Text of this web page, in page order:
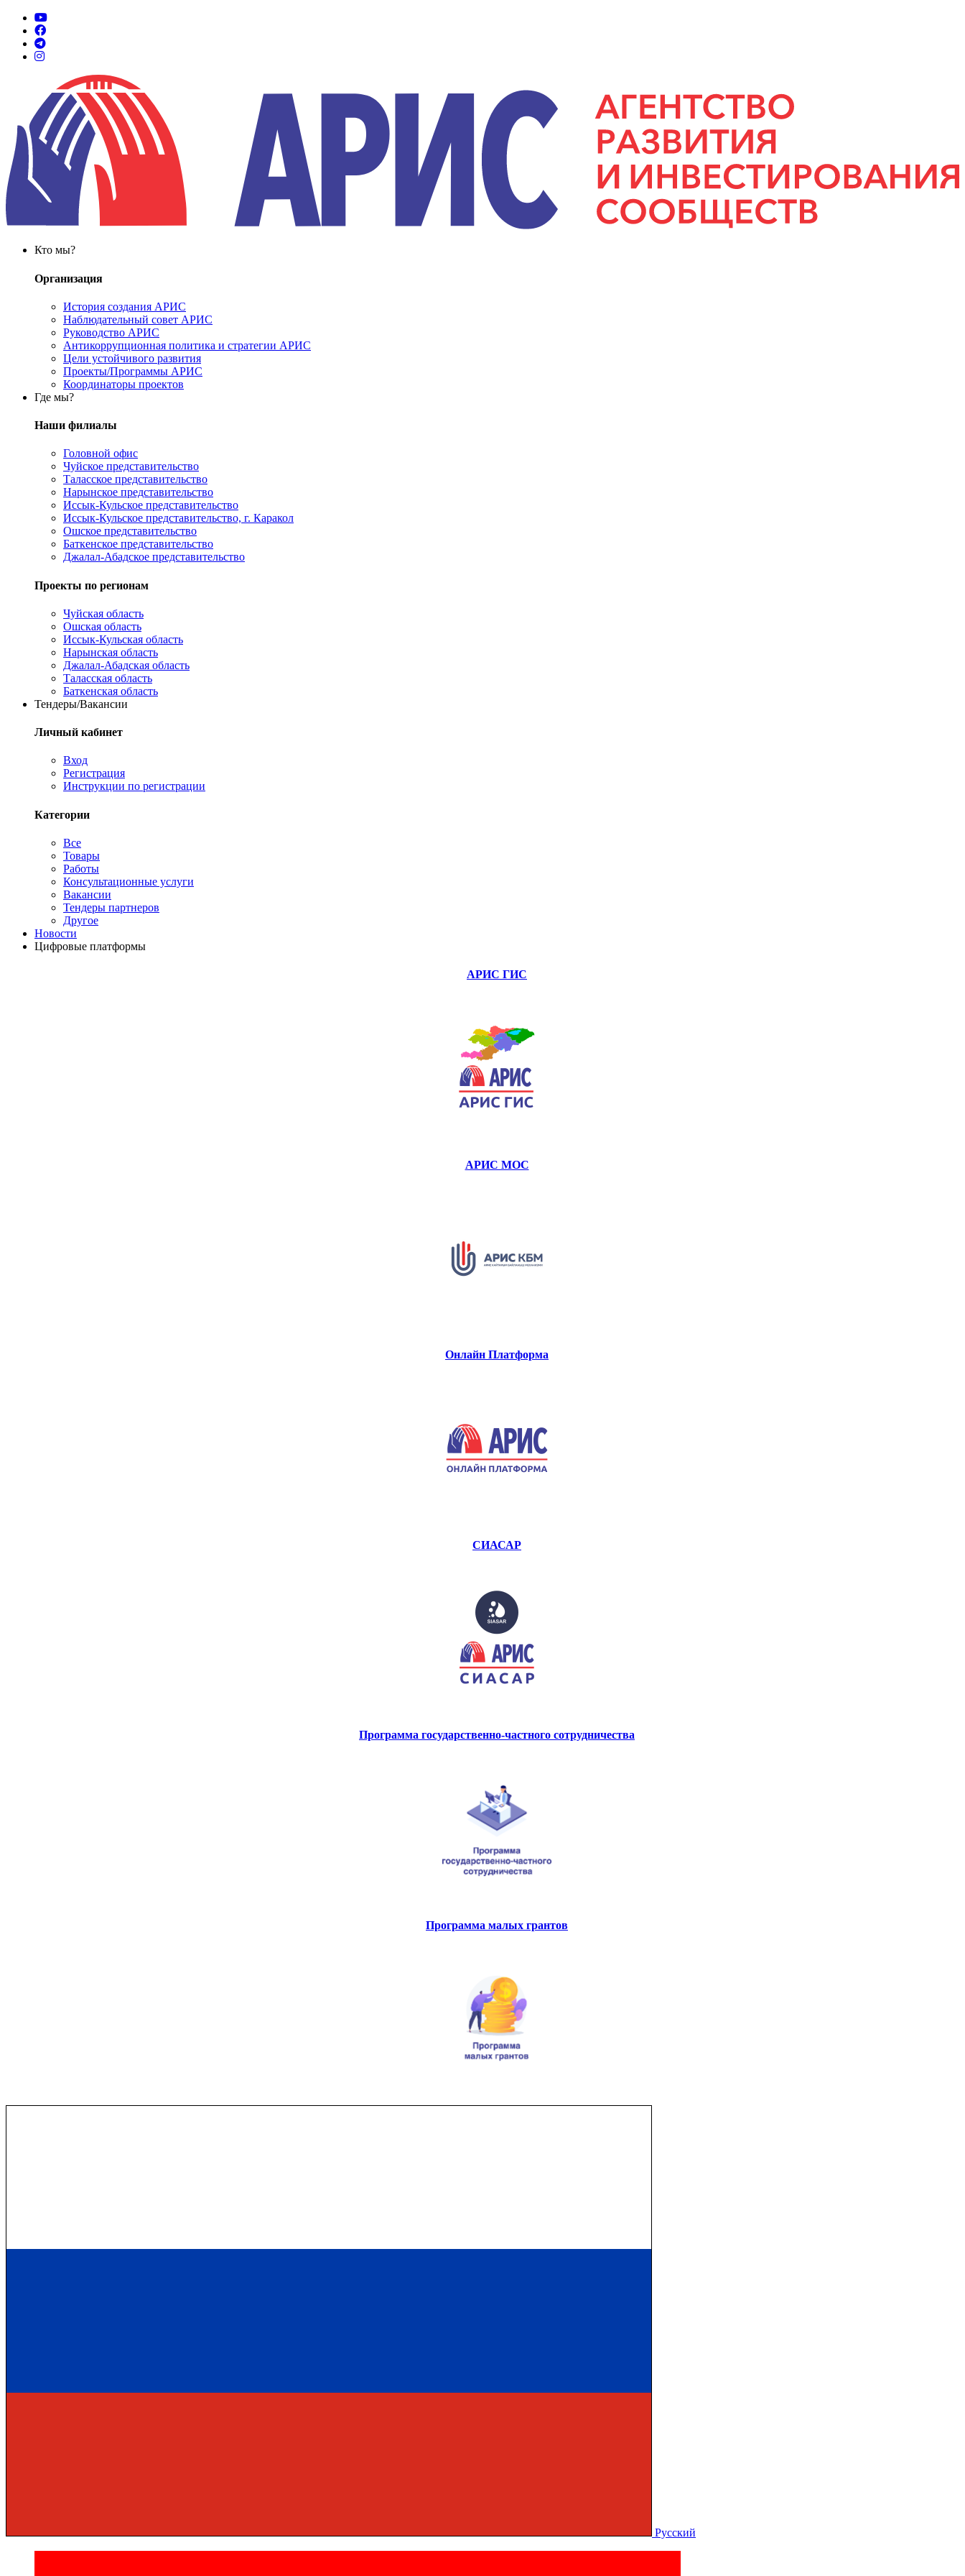
Кто мы?
Организация
История создания АРИС
Наблюдательный совет АРИС
Руководство АРИС
Антикоррупционная политика и стратегии АРИС
Цели устойчивого развития
Проекты/Программы АРИС
Координаторы проектов
Где мы?
Наши филиалы
Головной офис
Чуйское представительство
Таласское представительство
Нарынское представительство
Иссык-Кульское представительство
Иссык-Кульское представительство, г. Каракол
Ошское представительство
Баткенское представительство
Джалал-Абадское представительство
Проекты по регионам
Чуйская область
Ошская область
Иссык-Кульская область
Нарынская область
Джалал-Абадская область
Таласская область
Баткенская область
Тендеры/Вакансии
Личный кабинет
Вход
Регистрация
Инструкции по регистрации
Категории
Все
Товары
Работы
Консультационные услуги
Вакансии
Тендеры партнеров
Другое
Новости
Цифровые платформы
АРИС ГИС
АРИС МОС
Онлайн Платформа
СИАСАР
Программа государственно-частного сотрудничества
Программа малых грантов
Русский